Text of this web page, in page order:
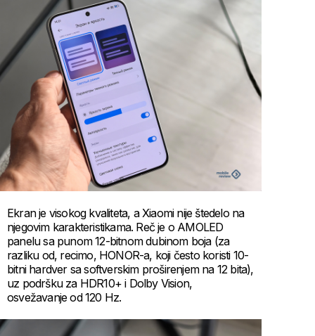
Ekran je visokog kvaliteta, a Xiaomi nije štedelo na
njegovim karakteristikama. Reč je o AMOLED
panelu sa punom 12-bitnom dubinom boja (za
razliku od, recimo, HONOR-a, koji često koristi 10-
bitni hardver sa softverskim proširenjem na 12 bita),
uz podršku za HDR10+ i Dolby Vision,
osvežavanje od 120 Hz.